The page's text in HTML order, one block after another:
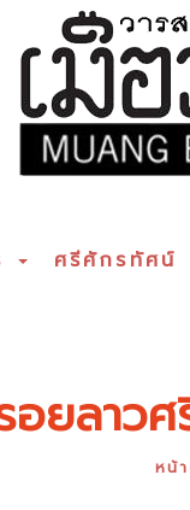
ศรีศักรทัศน์
อยลาว
หน้